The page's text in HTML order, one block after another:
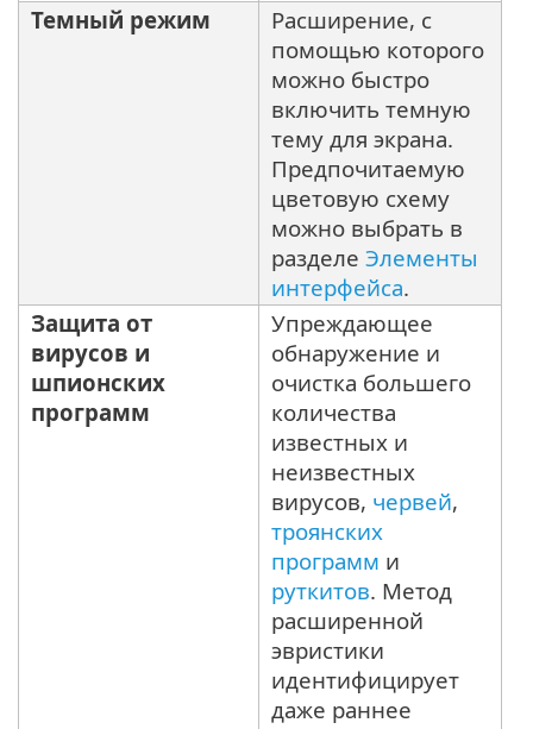
Темный режим
Расширение, с
помощью которого
можно быстро
включить темную
тему для экрана.
Предпочитаемую
цветовую схему
можно выбрать в
разделе Элементы
интерфейса.
Защита от
вирусов и
шпионских
программ
Упреждающее
обнаружение и
очистка большего
количества
известных и
неизвестных
вирусов, червей,
троянских
программ и
руткитов. Метод
расширенной
эвристики
идентифицирует
даже раннее